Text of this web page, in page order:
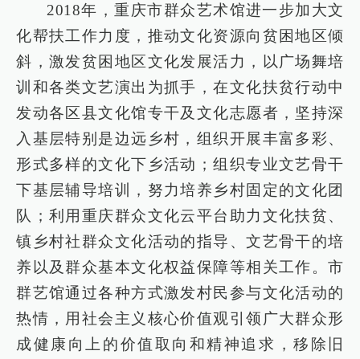
2018年，重庆市群众艺术馆进一步加大文
化帮扶工作力度，推动文化资源向贫困地区倾
斜，激发贫困地区文化发展活力，以广场舞培
训和各类文艺演出为抓手，在文化扶贫行动中
发动各区县文化馆专干及文化志愿者，坚持深
入基层特别是边远乡村，组织开展丰富多彩、
形式多样的文化下乡活动；组织专业文艺骨干
下基层辅导培训，努力培养乡村固定的文化团
队；利用重庆群众文化云平台助力文化扶贫、
镇乡村社群众文化活动的指导、文艺骨干的培
养以及群众基本文化权益保障等相关工作。市
群艺馆通过各种方式激发村民参与文化活动的
热情，用社会主义核心价值观引领广大群众形
成健康向上的价值取向和精神追求，移除旧